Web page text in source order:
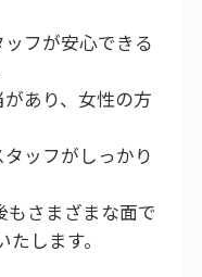
フが安心できる
あり、女性の方
ッフがしっかり
もさまざまな面で
します。